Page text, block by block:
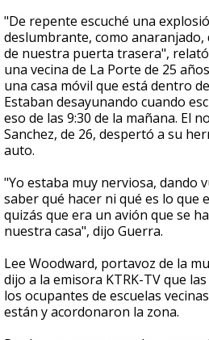
"De repente escuché una
deslumbrante, como anaranjado,
de nuestra puerta trasera",
una vecina de La Porte de 25
una casa móvil que está dentro
Estaban desayunando cuando
eso de las 9:30 de la mañana. El
Sanchez, de 26, despertó a su
auto.
"Yo estaba muy nerviosa, dando
saber qué hacer ni qué es lo que
quizás que era un avión que se
nuestra casa", dijo Guerra.
Lee Woodward, portavoz de la
dijo a la emisora KTRK-TV que
los ocupantes de escuelas
están y acordonaron la zona.